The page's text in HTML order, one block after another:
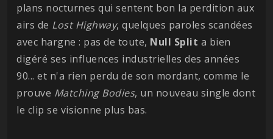
plans nocturnes qui sentent bon la perdition aux
airs de Lost Highway, quelques paroles scandées
avec hargne : pas de toute, Null Split a bien
digéré ses influences industrielles des années
90... et n'a rien perdu de son mordant, comme le
prouve Matching Bodies, un nouveau single dont
le clip se visionne plus bas.